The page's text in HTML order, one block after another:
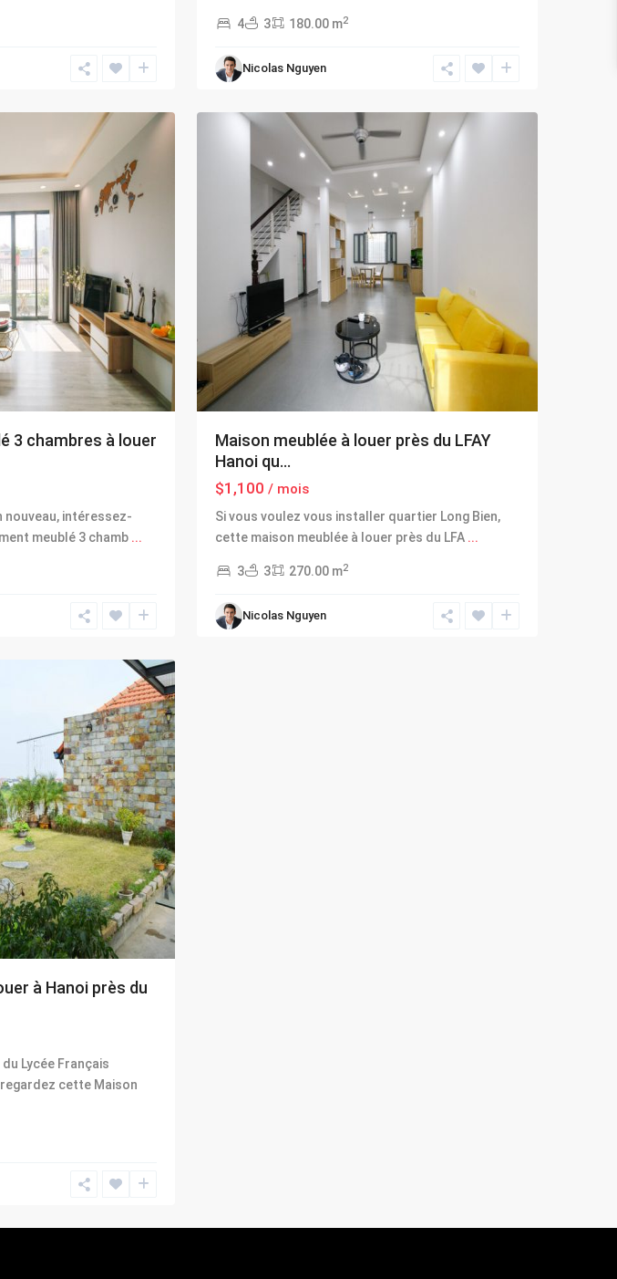
4 3 180.00 m2
Nicolas Nguyen
3 chambres à louer
nouveau, intéressez-
meublé 3 chamb ...
Long
Bien,
Maison meublée à louer près du LFAY
Hanoi qu...
$1,100 / mois
Si vous voulez vous installer quartier Long Bien,
cette maison meublée à louer près du LFA ...
3 3 270.00 m2
Nicolas Nguyen
à Hanoi près du
Lycée Français
cette Maison